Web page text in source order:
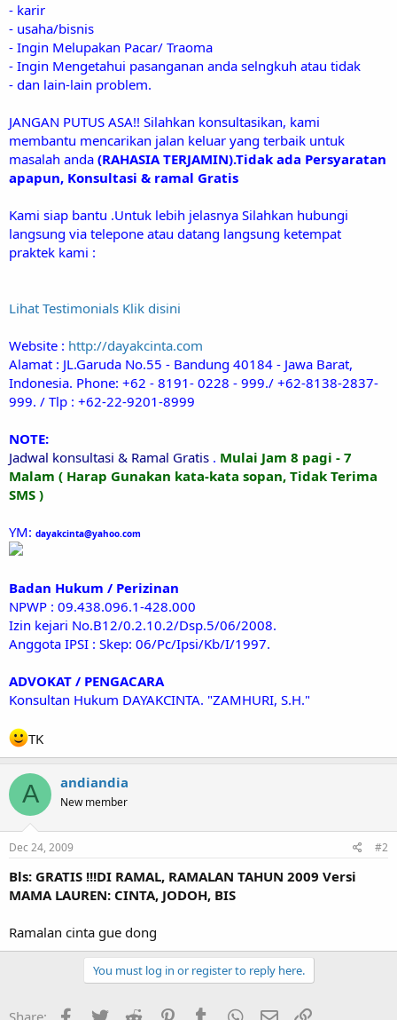
- karir
- usaha/bisnis
- Ingin Melupakan Pacar/ Traoma
- Ingin Mengetahui pasanganan anda selngkuh atau tidak
- dan lain-lain problem.
JANGAN PUTUS ASA!! Silahkan konsultasikan, kami
membantu mencarikan jalan keluar yang terbaik untuk
masalah anda (RAHASIA TERJAMIN).Tidak ada Persyaratan
apapun, Konsultasi & ramal Gratis
Kami siap bantu .Untuk lebih jelasnya Silahkan hubungi
langsung via telepone atau datang langsung ketempat
praktek kami :
Lihat Testimonials Klik disini
Website : http://dayakcinta.com
Alamat : JL.Garuda No.55 - Bandung 40184 - Jawa Barat,
Indonesia. Phone: +62 - 8191- 0228 - 999./ +62-8138-2837-
999. / Tlp : +62-22-9201-8999
NOTE:
Jadwal konsultasi & Ramal Gratis . Mulai Jam 8 pagi - 7
Malam ( Harap Gunakan kata-kata sopan, Tidak Terima
SMS )
YM: dayakcinta@yahoo.com
Badan Hukum / Perizinan
NPWP : 09.438.096.1-428.000
Izin kejari No.B12/0.2.10.2/Dsp.5/06/2008.
Anggota IPSI : Skep: 06/Pc/Ipsi/Kb/I/1997.
ADVOKAT / PENGACARA
Konsultan Hukum DAYAKCINTA. "ZAMHURI, S.H."
TK
A andiandia
New member
Dec 24, 2009 #2
Bls: GRATIS !!!DI RAMAL, RAMALAN TAHUN 2009 Versi
MAMA LAUREN: CINTA, JODOH, BIS
Ramalan cinta gue dong
You must log in or register to reply here.
Share: Facebook
Twitter Reddit PinterestTumblr WhatsApp
Email